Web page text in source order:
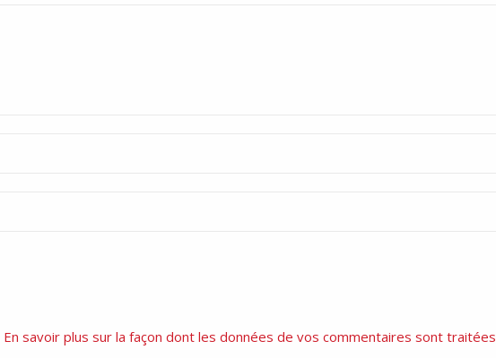
En savoir plus sur la façon dont les données de vos commentaires sont traitées